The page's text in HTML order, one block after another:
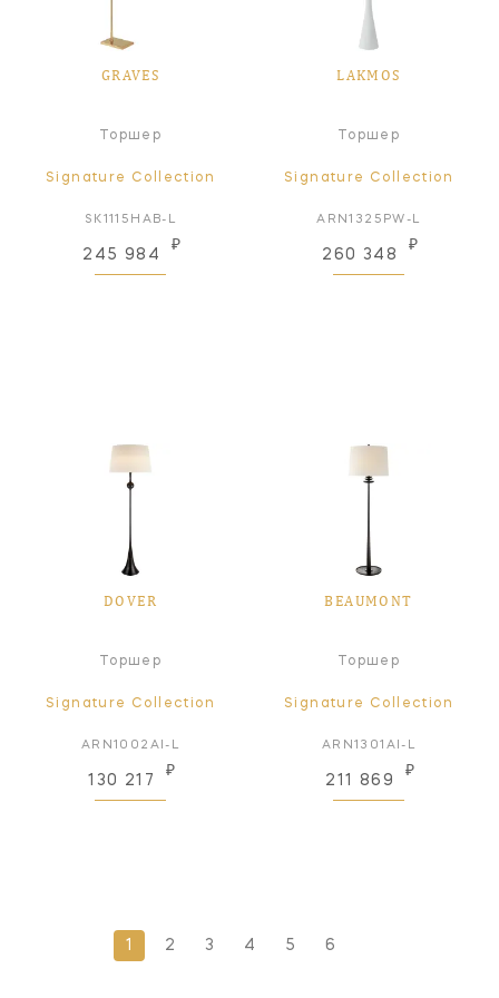
GRAVES
Торшер
Signature Collection
SK1115HAB-L
245 984
₽
LAKMOS
Торшер
Signature Collection
ARN1325PW-L
260 348
₽
DOVER
Торшер
Signature Collection
ARN1002AI-L
130 217
₽
BEAUMONT
Торшер
Signature Collection
ARN1301AI-L
211 869
₽
1 2 3 4 5 6